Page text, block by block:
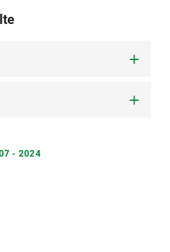
Oxford (07.2026)
- 2024